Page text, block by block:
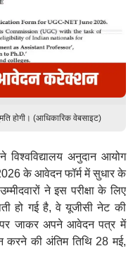
होगी। (आधिकारिक वेबसाइट)
विश्वविद्यालय अनुदान आयोग
2026 के आवेदन फॉर्म में सुधार के
ने इस परीक्षा के लिए
हो गई है, वे यूजीसी नेट की
जाकर अपने आवेदन पत्र में
की अंतिम तिथि 28 मई,